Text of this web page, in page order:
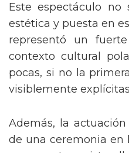
Este espectáculo no
estética y puesta en
representó un
contexto cultural
pocas, si no la
visiblemente
Además, la
de una ceremonia en